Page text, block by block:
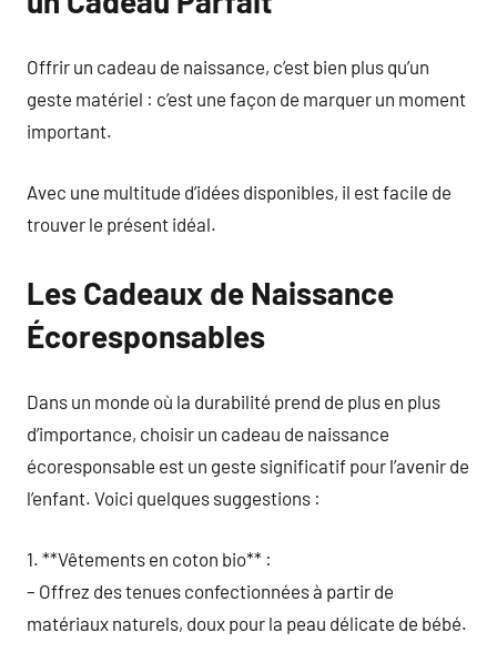
Offrir un cadeau de naissance, c’est bien plus qu’un
geste matériel : c’est une façon de marquer un moment
important.
Avec une multitude d’idées disponibles, il est facile de
trouver le présent idéal.
Les Cadeaux de Naissance
Écoresponsables
Dans un monde où la durabilité prend de plus en plus
d’importance, choisir un cadeau de naissance
écoresponsable est un geste significatif pour l’avenir de
l’enfant. Voici quelques suggestions :
1. **Vêtements en coton bio** :
– Offrez des tenues confectionnées à partir de
matériaux naturels, doux pour la peau délicate de bébé.